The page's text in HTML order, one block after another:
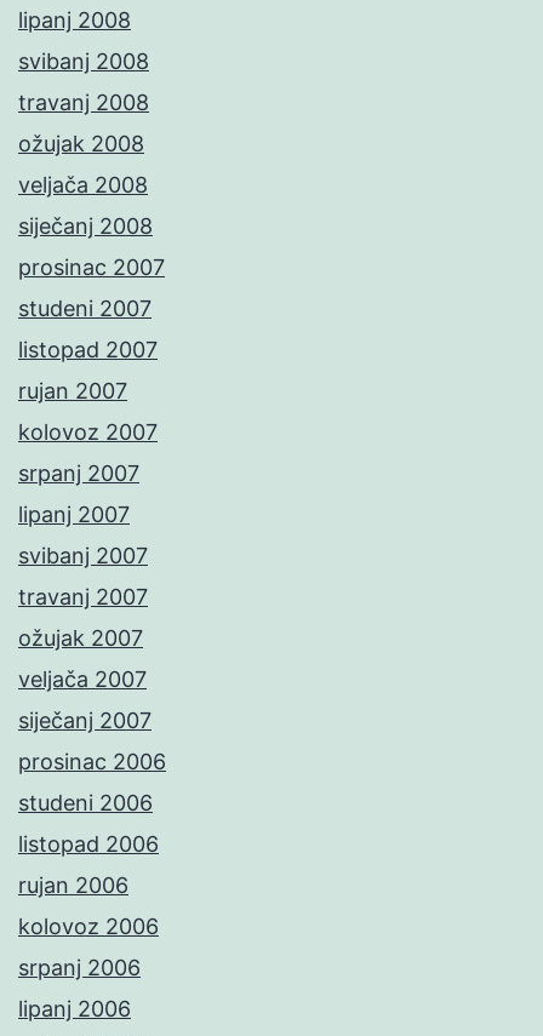
lipanj 2008
svibanj 2008
travanj 2008
ožujak 2008
veljača 2008
siječanj 2008
prosinac 2007
studeni 2007
listopad 2007
rujan 2007
kolovoz 2007
srpanj 2007
lipanj 2007
svibanj 2007
travanj 2007
ožujak 2007
veljača 2007
siječanj 2007
prosinac 2006
studeni 2006
listopad 2006
rujan 2006
kolovoz 2006
srpanj 2006
lipanj 2006